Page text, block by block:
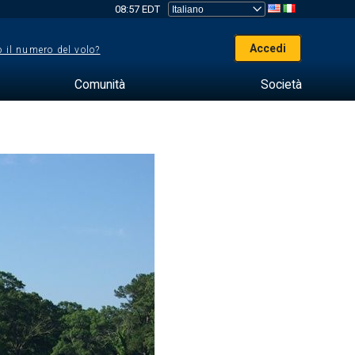
08:57 EDT
il numero del volo? Accedi
Comunità Società